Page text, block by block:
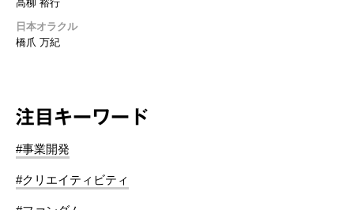
高柳 裕行
日本オラクル
橋爪 万紀
注目キーワード
#事業開発
#クリエイティビティ